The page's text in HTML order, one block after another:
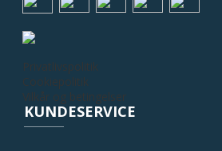
Privatlivspolitik
Cookiepolitik
Vilkår og betingelser
KUNDESERVICE